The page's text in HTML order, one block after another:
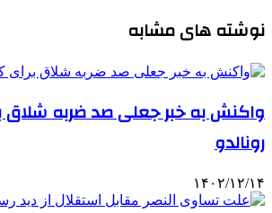
نوشته های مشابه
واکنش به خبر جعلی صد ضربه شلاق
رونالدو
۱۴۰۲/۱۲/۱۴